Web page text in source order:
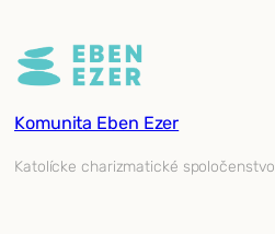
Komunita Eben Ezer
Katolícke charizmatické spoločenstvo